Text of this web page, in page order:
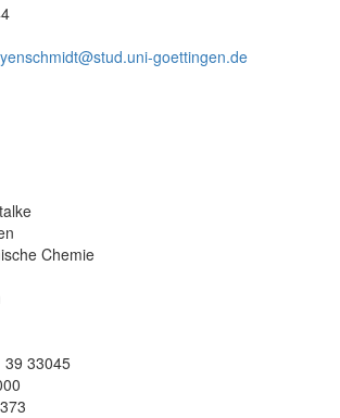
goettingen.de
Chemie
39 33045